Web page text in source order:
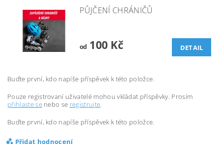
PŮJČENÍ CHRÁNIČŮ
od100 Kč DETAIL
Buďte první, kdo napíše příspěvek k této položce.
Pouze registrovaní uživatelé mohou vkládat příspěvky. Prosím
přihlaste senebo se registrujte.
Buďte první, kdo napíše příspěvek k této položce.
Přidat hodnocení